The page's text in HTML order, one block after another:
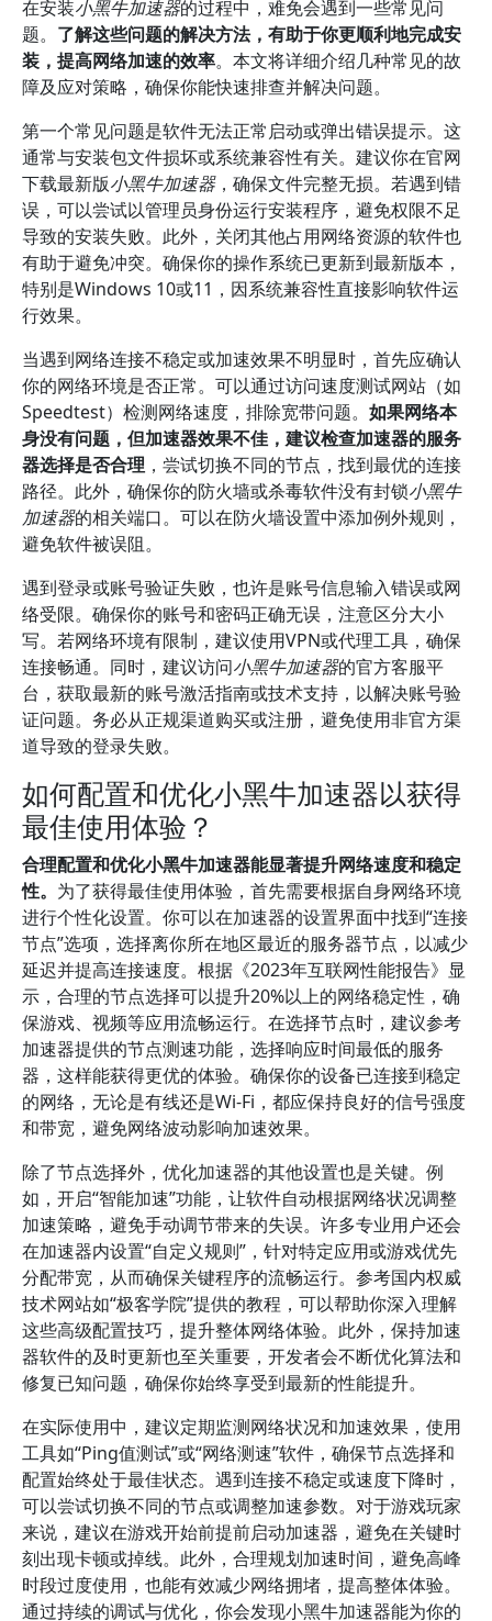
在安装小黑牛加速器的过程中，难免会遇到一些常见问
题。 了解这些问题的解决方法，有助于你更顺利地完成安
装，提高网络加速的效率。本文将详细介绍几种常见的故
障及应对策略，确保你能快速排查并解决问题。
第一个常见问题是软件无法正常启动或弹出错误提示。这
通常与安装包文件损坏或系统兼容性有关。建议你在官网
下载最新版小黑牛加速器，确保文件完整无损。若遇到错
误，可以尝试以管理员身份运行安装程序，避免权限不足
导致的安装失败。此外，关闭其他占用网络资源的软件也
有助于避免冲突。确保你的操作系统已更新到最新版本，
特别是Windows 10或11，因系统兼容性直接影响软件运
行效果。
当遇到网络连接不稳定或加速效果不明显时，首先应确认
你的网络环境是否正常。可以通过访问速度测试网站（如
Speedtest）检测网络速度，排除宽带问题。 如果网络本
身没有问题，但加速器效果不佳，建议检查加速器的服务
器选择是否合理 ，尝试切换不同的节点，找到最优的连接
路径。此外，确保你的防火墙或杀毒软件没有封锁小黑牛
加速器的相关端口。可以在防火墙设置中添加例外规则，
避免软件被误阻。
遇到登录或账号验证失败，也许是账号信息输入错误或网
络受限。确保你的账号和密码正确无误，注意区分大小
写。若网络环境有限制，建议使用VPN或代理工具，确保
连接畅通。同时，建议访问小黑牛加速器的官方客服平
台，获取最新的账号激活指南或技术支持，以解决账号验
证问题。务必从正规渠道购买或注册，避免使用非官方渠
道导致的登录失败。
如何配置和优化小黑牛加速器以获得
最佳使用体验？
合理配置和优化小黑牛加速器能显著提升网络速度和稳定
性。 为了获得最佳使用体验，首先需要根据自身网络环境
进行个性化设置。你可以在加速器的设置界面中找到“连接
节点”选项，选择离你所在地区最近的服务器节点，以减少
延迟并提高连接速度。根据《2023年互联网性能报告》显
示，合理的节点选择可以提升20%以上的网络稳定性，确
保游戏、视频等应用流畅运行。在选择节点时，建议参考
加速器提供的节点测速功能，选择响应时间最低的服务
器，这样能获得更优的体验。确保你的设备已连接到稳定
的网络，无论是有线还是Wi-Fi，都应保持良好的信号强度
和带宽，避免网络波动影响加速效果。
除了节点选择外，优化加速器的其他设置也是关键。例
如，开启“智能加速”功能，让软件自动根据网络状况调整
加速策略，避免手动调节带来的失误。许多专业用户还会
在加速器内设置“自定义规则”，针对特定应用或游戏优先
分配带宽，从而确保关键程序的流畅运行。参考国内权威
技术网站如“极客学院”提供的教程，可以帮助你深入理解
这些高级配置技巧，提升整体网络体验。此外，保持加速
器软件的及时更新也至关重要，开发者会不断优化算法和
修复已知问题，确保你始终享受到最新的性能提升。
在实际使用中，建议定期监测网络状况和加速效果，使用
工具如“Ping值测试”或“网络测速”软件，确保节点选择和
配置始终处于最佳状态。遇到连接不稳定或速度下降时，
可以尝试切换不同的节点或调整加速参数。对于游戏玩家
来说，建议在游戏开始前提前启动加速器，避免在关键时
刻出现卡顿或掉线。此外，合理规划加速时间，避免高峰
时段过度使用，也能有效减少网络拥堵，提高整体体验。
通过持续的调试与优化，你会发现小黑牛加速器能为你的